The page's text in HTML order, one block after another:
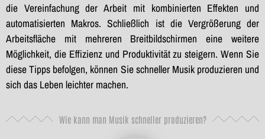
die Vereinfachung der Arbeit mit kombinierten Effekten und
automatisierten Makros. Schließlich ist die Vergrößerung der
Arbeitsfläche mit mehreren Breitbildschirmen eine weitere
Möglichkeit, die Effizienz und Produktivität zu steigern. Wenn Sie
diese Tipps befolgen, können Sie schneller Musik produzieren und
sich das Leben leichter machen.
Wie kann man Musik schneller produzieren?